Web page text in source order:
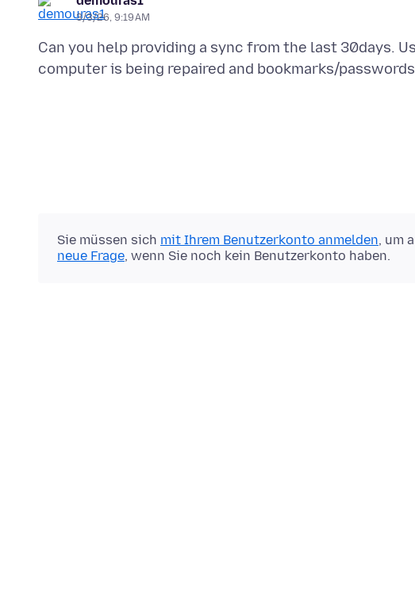
3/3/26, 9:19 AM
Can you help providing a sync from the last 30days.
Sie müssen sich mit Ihrem Benutzerkonto anmelden, um
neue Frage, wenn Sie noch kein Benutzerkonto haben.